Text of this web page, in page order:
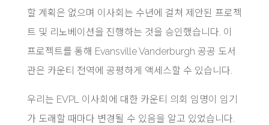
할 계획은 없으며 이사회는 수년에 걸쳐 제안된 프로젝
트 및 리노베이션을 진행하는 것을 승인했습니다. 이
프로젝트를 통해 Evansville Vanderburgh 공공 도서
관은 카운티 전역에 공평하게 액세스할 수 있습니다.
우리는 EVPL 이사회에 대한 카운티 의회 임명이 임기
가 도래할 때마다 변경될 수 있음을 알고 있었습니다.